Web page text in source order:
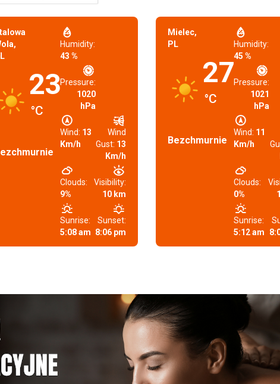
23
°C
Humidity:
43 %
Pressure:
1020
hPa
Wind: 13
Km/h
Wind
Gust: 13
Km/h
Clouds:
9%
Visibility:
10 km
Sunrise:
5:08 am
Sunset:
8:06 pm
Mielec,
PL
27
°C
Bezchmurnie
Humidity:
45 %
Pressure:
1021
hPa
Wind: 11
Km/h
Clouds:
0%
Sunrise:
5:12 am